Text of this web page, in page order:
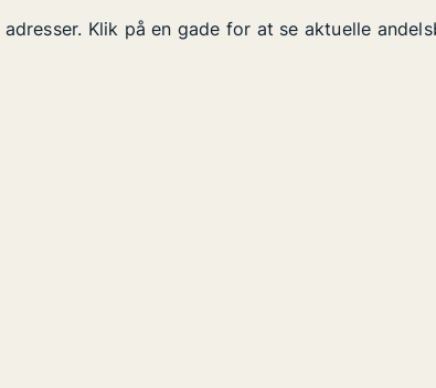
Klik på en gade for at se aktuelle